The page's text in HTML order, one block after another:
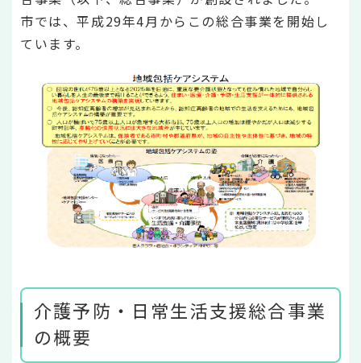
市では、平成29年4月からこの総合事業を開始し
ています。
介護予防・日常生活支援総合事業
の概要